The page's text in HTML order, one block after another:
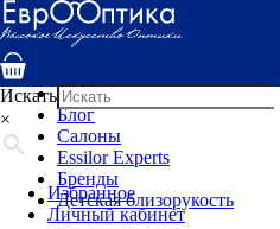
Услуги
Специалисты
Детская оптика
Блог
Салоны
Essilor Experts
Бренды
Детская близорукость
Искать
×
Избранное
Личный кабинет